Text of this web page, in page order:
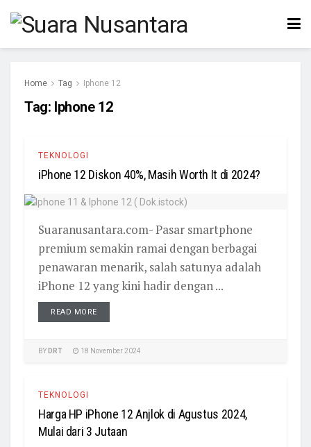
Home Tag Iphone 12
Tag: Iphone 12
TEKNOLOGI
iPhone 12 Diskon 40%, Masih Worth It di 2024?
Suaranusantara.com- Pasar smartphone
premium semakin ramai dengan berbagai
penawaran menarik, salah satunya adalah
iPhone 12 yang kini hadir dengan ...
READ MORE
BY DRT 18 November 2024
TEKNOLOGI
Harga HP iPhone 12 Anjlok di Agustus 2024,
Mulai dari 3 Jutaan